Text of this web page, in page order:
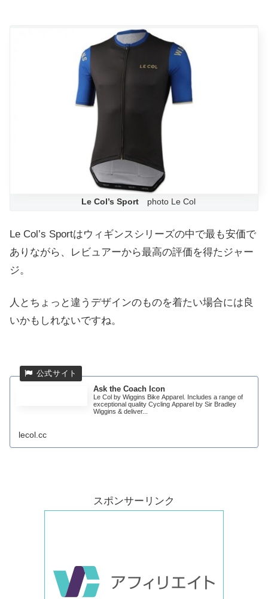
Le Col’s Sportphoto Le Col
Le Col’s Sportはウィギンスシリーズの中で最も安価で
ありながら、レビュアーから最高の評価を得たジャー
ジ。
人とちょっと違うデザインのものを着たい場合には良
いかもしれないですね。
Ask the Coach Icon
Le Col by Wiggins Bike Apparel. Includes a range of
exceptional quality Cycling Apparel by Sir Bradley
Wiggins & deliver...
lecol.cc
スポンサーリンク